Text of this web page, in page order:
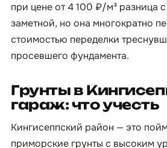
при цене от 4 100 ₽/м³ разница
заметной, но она многократно
стоимостью переделки
просевшего фундамента.
Грунты в
гараж: что учесть
Кингисеппский район — это
приморские грунты с высоким